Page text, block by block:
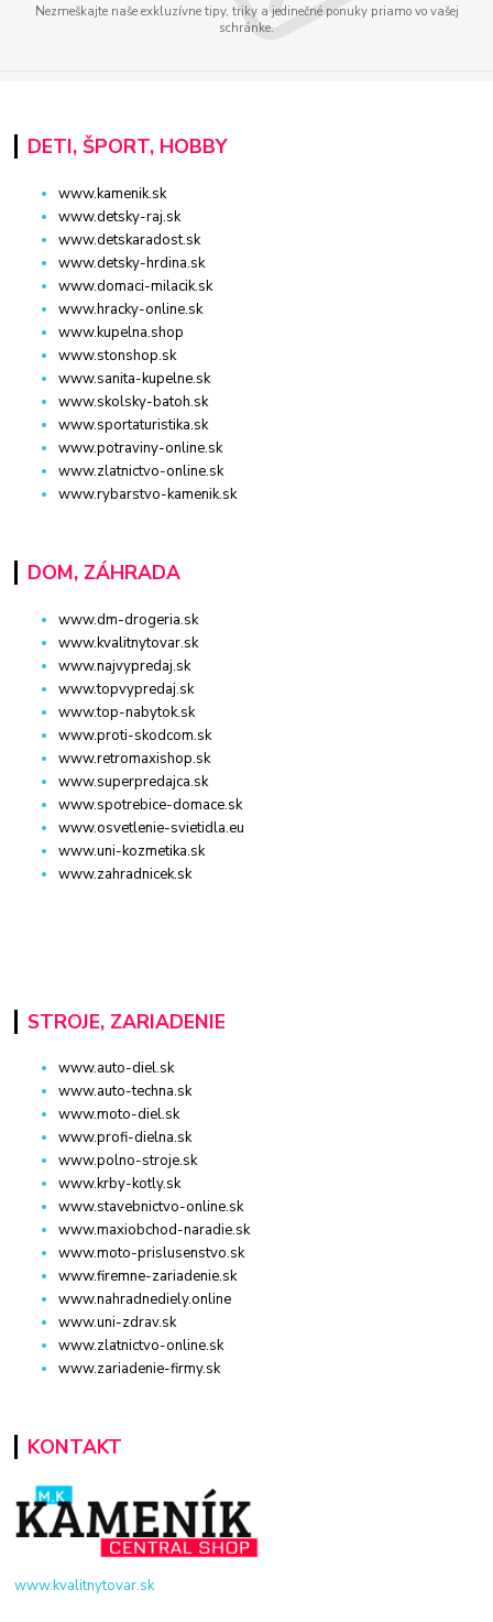
Nezmeškajte naše exkluzívne tipy, triky a jedinečné ponuky priamo vo vašej
schránke.
DETI, ŠPORT, HOBBY
www.kamenik.sk
www.detsky-raj.sk
www.detskaradost.sk
www.detsky-hrdina.sk
www.domaci-milacik.sk
www.hracky-online.sk
www.kupelna.shop
www.stonshop.sk
www.sanita-kupelne.sk
www.skolsky-batoh.sk
www.sportaturistika.sk
www.potraviny-online.sk
www.zlatnictvo-online.sk
www.rybarstvo-kamenik.sk
DOM, ZÁHRADA
www.dm-drogeria.sk
www.kvalitnytovar.sk
www.najvypredaj.sk
www.topvypredaj.sk
www.top-nabytok.sk
www.proti-skodcom.sk
www.retromaxishop.sk
www.superpredajca.sk
www.spotrebice-domace.sk
www.osvetlenie-svietidla.eu
www.uni-kozmetika.sk
www.zahradnicek.sk
STROJE, ZARIADENIE
www.auto-diel.sk
www.auto-techna.sk
www.moto-diel.sk
www.profi-dielna.sk
www.polno-stroje.sk
www.krby-kotly.sk
www.stavebnictvo-online.sk
www.maxiobchod-naradie.sk
www.moto-prislusenstvo.sk
www.firemne-zariadenie.sk
www.nahradnediely.online
www.uni-zdrav.sk
www.zlatnictvo-online.sk
www.zariadenie-firmy.sk
KONTAKT
www.kvalitnytovar.sk